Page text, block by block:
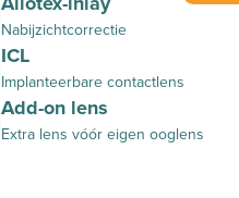
Nabijzichtcorrectie
ICL
Implanteerbare contactlens
Add-on lens
Extra lens vóór eigen ooglens